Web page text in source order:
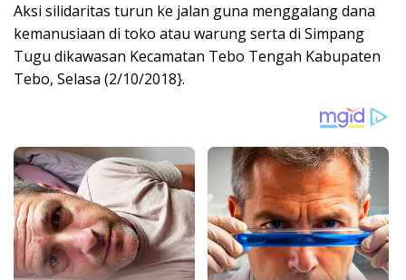
Aksi silidaritas turun ke jalan guna menggalang dana
kemanusiaan di toko atau warung serta di Simpang
Tugu dikawasan Kecamatan Tebo Tengah Kabupaten
Tebo, Selasa (2/10/2018}.